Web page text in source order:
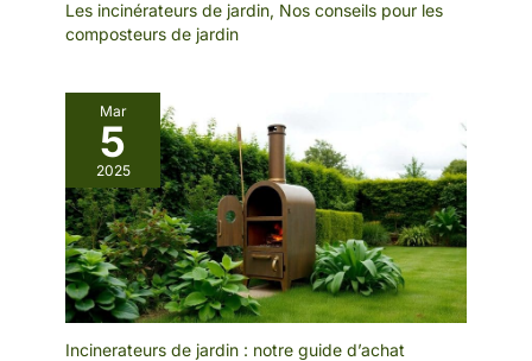
Les incinérateurs de jardin, Nos conseils pour les
composteurs de jardin
Mar
5
2025
Incinerateurs de jardin : notre guide d’achat